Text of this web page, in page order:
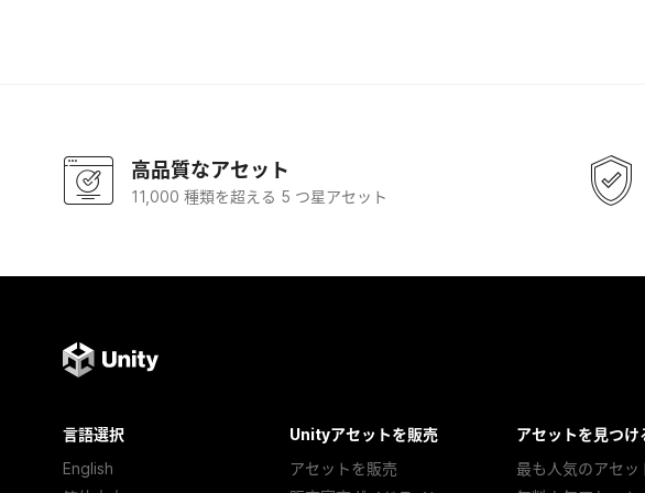
高品質なアセット
11,000 種類を超える 5 つ星アセット
言語選択
English
Unityアセットを販売
アセットを販売
アセットを見つけ
最も人気のアセッ